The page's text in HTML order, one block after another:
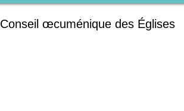
Conseil œcuménique des Églises